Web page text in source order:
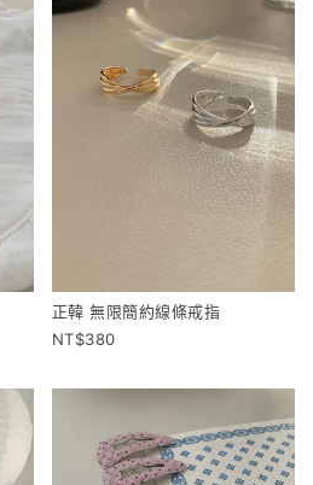
正韓 無限簡約線條戒指
380